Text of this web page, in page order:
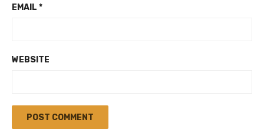
EMAIL *
WEBSITE